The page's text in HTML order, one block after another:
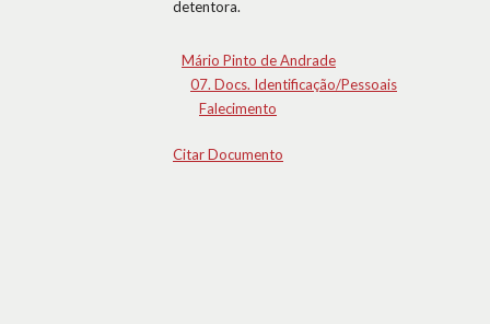
detentora.
Mário Pinto de Andrade
07. Docs. Identificação/Pessoais
Falecimento
Citar Documento